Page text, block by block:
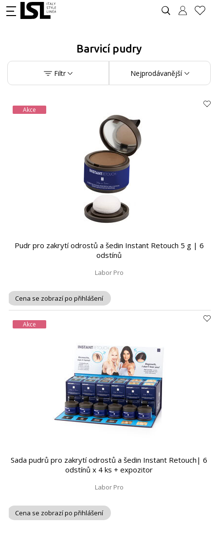
Barvicí pudry
Filtr Nejprodávanější
Akce
Pudr pro zakrytí odrostů a šedin Instant Retouch 5 g | 6
odstínů
Labor Pro
Cena se zobrazí po přihlášení
Akce
Sada pudrů pro zakrytí odrostů a šedin Instant Retouch| 6
odstínů x 4 ks + expozitor
Labor Pro
Cena se zobrazí po přihlášení